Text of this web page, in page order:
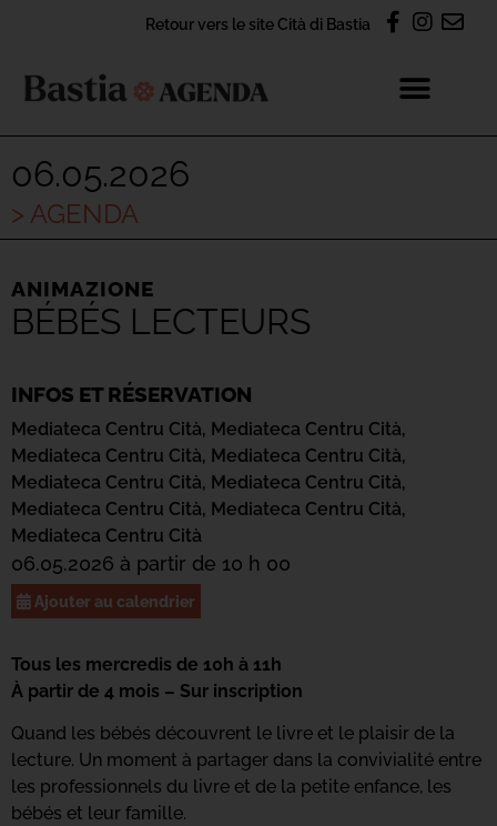
Retour vers le site Cità di Bastia
06.05.2026
> AGENDA
ANIMAZIONE
BÉBÉS LECTEURS
INFOS ET RÉSERVATION
Mediateca Centru Cità, Mediateca Centru Cità,
Mediateca Centru Cità, Mediateca Centru Cità,
Mediateca Centru Cità, Mediateca Centru Cità,
Mediateca Centru Cità, Mediateca Centru Cità,
Mediateca Centru Cità
06.05.2026 à partir de 10 h 00
Ajouter au calendrier
Tous les mercredis de 10h à 11h
À partir de 4 mois – Sur inscription
Quand les bébés découvrent le livre et le plaisir de la
lecture. Un moment à partager dans la convivialité entre
les professionnels du livre et de la petite enfance, les
bébés et leur famille.